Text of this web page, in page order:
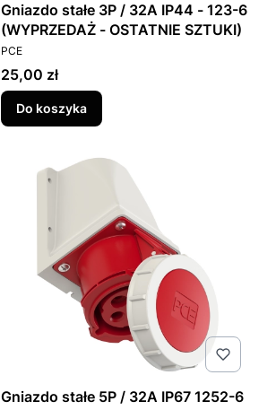
Gniazdo stałe 3P / 32A IP44 - 123-6
(WYPRZEDAŻ - OSTATNIE SZTUKI)
PRODUCENT
PCE
Cena
25,00 zł
Do koszyka
Gniazdo stałe 5P / 32A IP67 1252-6